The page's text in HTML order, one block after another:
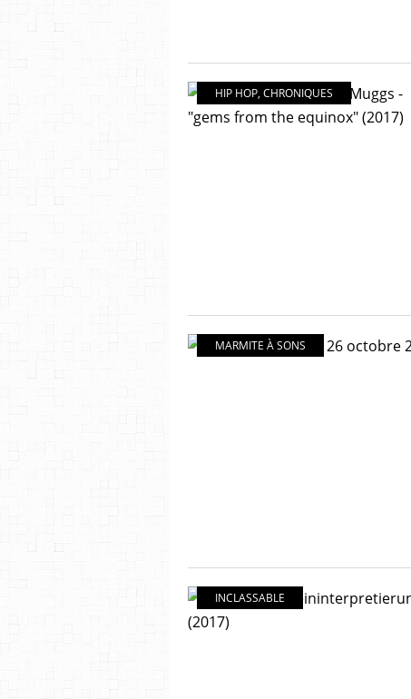
HIP HOP, CHRONIQUES
MARMITE À SONS
INCLASSABLE